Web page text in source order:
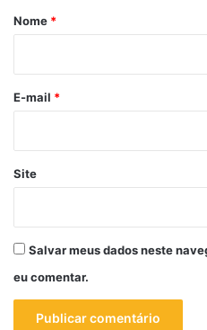
r
*
Nome *
E-mail *
Site
Salvar meus dados neste
eu comentar.